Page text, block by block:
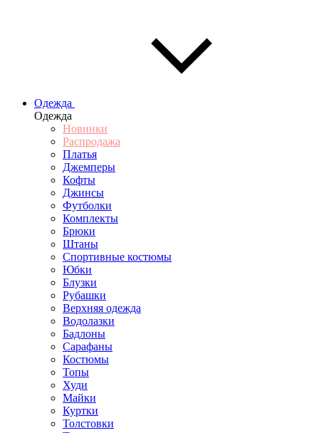
Одежда
Одежда
Новинки
Распродажа
Платья
Джемперы
Кофты
Джинсы
Футболки
Комплекты
Брюки
Штаны
Спортивные костюмы
Юбки
Блузки
Рубашки
Верхняя одежда
Водолазки
Бадлоны
Сарафаны
Костюмы
Топы
Худи
Майки
Куртки
Толстовки